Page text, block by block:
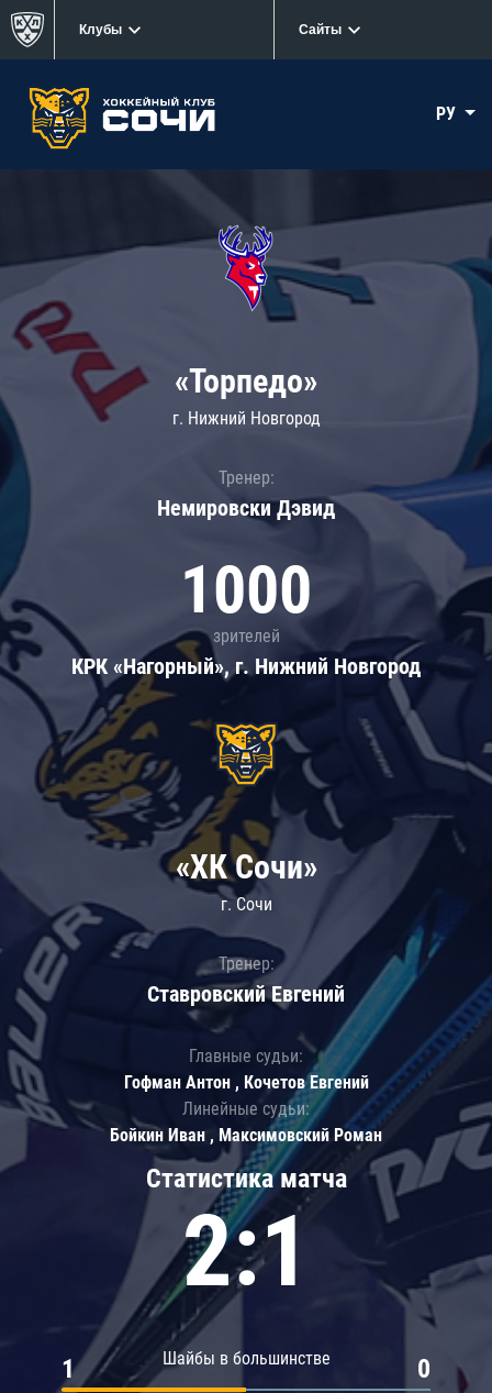
Клубы Сайты
РУ
«Торпедо»
г. Нижний Новгород
Тренер:
Немировски Дэвид
1000
зрителей
КРК «Нагорный», г. Нижний Новгород
Статистика матча
2:1
Шайбы в большинстве
1 0
«ХК Сочи»
г. Сочи
Тренер:
Ставровский Евгений
Главные судьи:
Гофман Антон , Кочетов Евгений
Линейные судьи:
Бойкин Иван , Максимовский Роман